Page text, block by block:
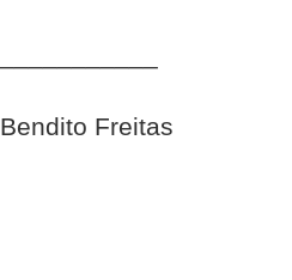
Bendito Freitas